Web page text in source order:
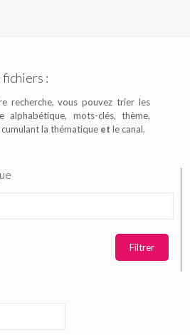
fichiers :
recherche, vous pouvez trier les
alphabétique, mots-clés, thème,
la thématique et le canal.